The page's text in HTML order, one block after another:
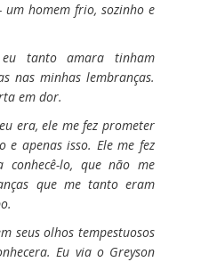
homem frio, sozinho e
tanto amara tinham
nas minhas lembranças.
em dor.
era, ele me fez prometer
apenas isso. Ele me fez
lo, que não me
que me tanto eram
seus olhos tempestuosos
Eu via o Greyson